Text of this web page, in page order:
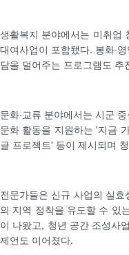
생활복지 분야에서는 미취업
대여사업이 포함됐다. 봉화·
담을 덜어주는 프로그램도 추
문화·교류 분야에서는 시군
문화 활동을 지원하는 '지금
글 프로젝트' 등이 제시되며
전문가들은 신규 사업의 실
의 지역 정착을 유도할 수 있
이 나왔고, 청년 공간 조성사
제언도 이어졌다.